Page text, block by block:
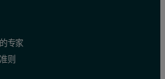
专家
则